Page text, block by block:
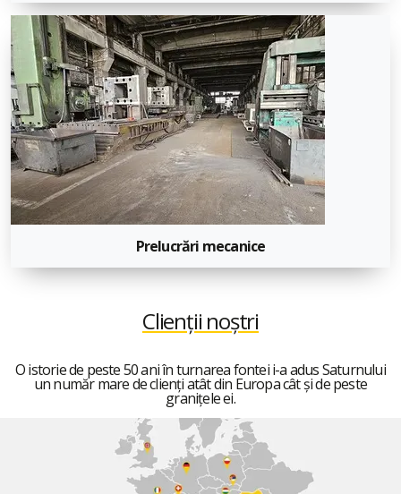
Prelucrări mecanice
Clienții noștri
O istorie de peste 50 ani în turnarea fontei i-a adus Saturnului
un număr mare de clienți atât din Europa cât și de peste
granițele ei.